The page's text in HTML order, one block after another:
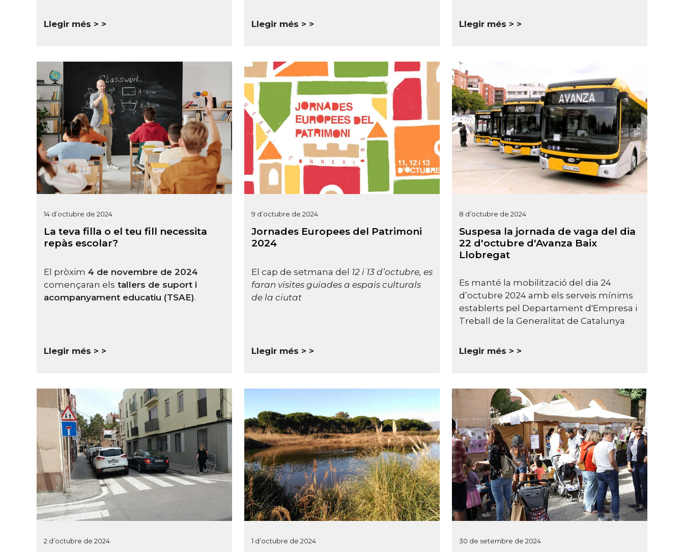
Llegir més > Llegir més > Llegir més >
14 d’octubre de 2024
La teva filla o el teu fill necessita
repàs escolar?
El pròxim 4 de novembre de 2024
començaran els tallers de suport i
acompanyament educatiu (TSAE).
Llegir més >
9 d’octubre de 2024
Jornades Europees del Patrimoni
2024
El cap de setmana del 12 i 13 d’octubre, es
faran visites guiades a espais culturals
de la ciutat
Llegir més >
8 d’octubre de 2024
Suspesa la jornada de vaga del dia
22 d'octubre d'Avanza Baix
Llobregat
Es manté la mobilització del dia 24
d’octubre 2024 amb els serveis mínims
establerts pel Departament d'Empresa i
Treball de la Generalitat de Catalunya
Llegir més >
2 d’octubre de 2024 1 d’octubre de 2024 30 de setembre de 2024